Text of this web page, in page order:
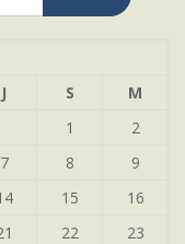
J S
M
1
2
7 8
9
15
16
22
23